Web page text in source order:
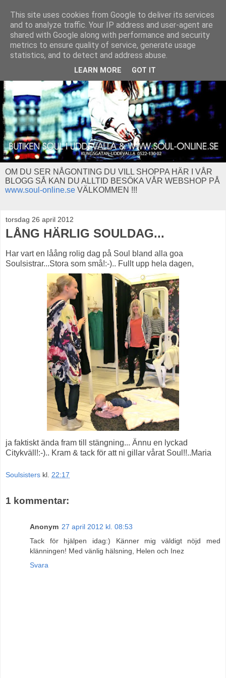
OM DU SER NÅGONTING DU VILL SHOPPA HÄR I VÅR
BLOGG SÅ KAN DU ALLTID BESÖKA VÅR WEBSHOP PÅ
www.soul-online.se VÄLKOMMEN !!!
torsdag 26 april 2012
LÅNG HÄRLIG SOULDAG...
Har vart en låång rolig dag på Soul bland alla goa
Soulsistrar...Stora som små!:-).. Fullt upp hela dagen,
ja faktiskt ända fram till stängning... Ännu en lyckad
Citykväll!:-).. Kram & tack för att ni gillar vårat Soul!!..Maria
Soulsisters kl. 22:17
1 kommentar:
Anonym 27 april 2012 kl. 08:53
Tack för hjälpen idag:) Känner mig väldigt nöjd med
klänningen! Med vänlig hälsning, Helen och Inez
Svara
This site uses cookies from Google to deliver its services
and to analyze traffic. Your IP address and user-agent are
shared with Google along with performance and security
metrics to ensure quality of service, generate usage
statistics, and to detect and address abuse.
LEARN MORE GOT IT